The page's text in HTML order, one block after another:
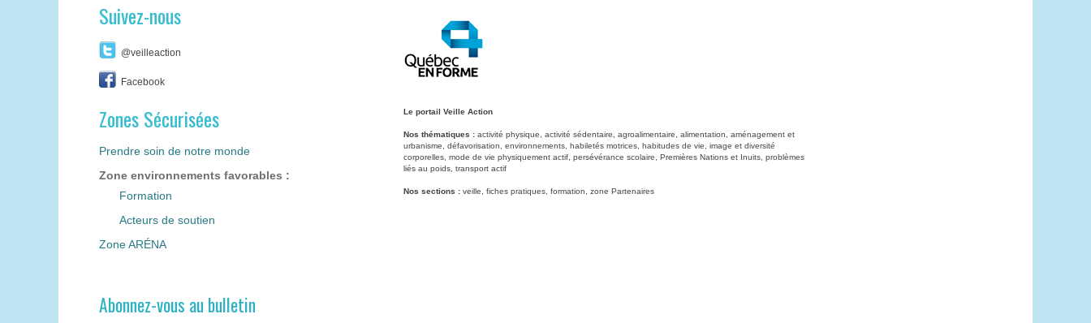
Suivez-nous
@veilleaction
Facebook
Zones Sécurisées
Prendre soin de notre monde
Zone environnements favorables :
Formation
Acteurs de soutien
Zone ARÉNA
Abonnez-vous au bulletin
Le portail Veille Action
Nos thématiques : activité physique, activité sédentaire, agroalimentaire, alimentation, aménagement et
urbanisme, défavorisation, environnements, habiletés motrices, habitudes de vie, image et diversité
corporelles, mode de vie physiquement actif, persévérance scolaire, Premières Nations et Inuits, problèmes
liés au poids, transport actif
Nos sections : veille, fiches pratiques, formation, zone Partenaires